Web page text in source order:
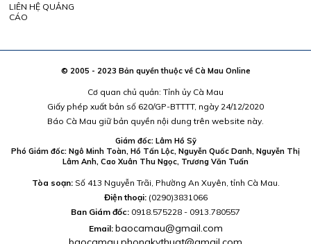
LIÊN HỆ QUẢNG
CÁO
© 2005 - 2023 Bản quyền thuộc về Cà Mau Online
Cơ quan chủ quản: Tỉnh ủy Cà Mau
Giấy phép xuất bản số 620/GP-BTTTT, ngày 24/12/2020
Báo Cà Mau giữ bản quyền nội dung trên website này.
Giám đốc: Lâm Hồ Sỹ
Phó Giám đốc: Ngô Minh Toàn, Hồ Tấn Lộc, Nguyễn Quốc Danh, Nguyễn Thị
Lâm Anh, Cao Xuân Thu Ngọc, Trương Văn Tuấn
Tòa soạn:Số 413 Nguyễn Trãi, Phường An Xuyên, tỉnh Cà Mau.
Điện thoại: (0290)3831066
Ban Giám đốc: 0918.575228 - 0913.780557
Email: baocamau@gmail.com